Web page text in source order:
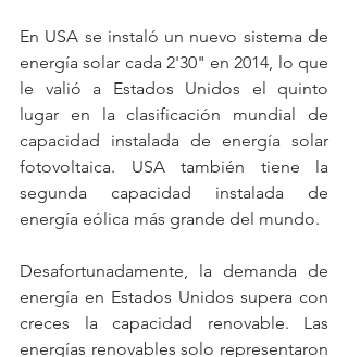
En USA se instaló un nuevo sistema de
energía solar cada 2'30" en 2014, lo que
le valió a Estados Unidos el quinto
lugar en la clasificación mundial de
capacidad instalada de energía solar
fotovoltaica. USA también tiene la
segunda capacidad instalada de
energía eólica más grande del mundo.
Desafortunadamente, la demanda de
energía en Estados Unidos supera con
creces la capacidad renovable. Las
energías renovables solo representaron